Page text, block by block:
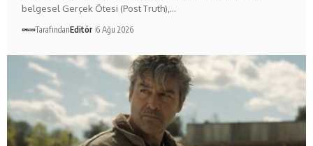
belgesel Gerçek Ötesi (Post Truth),…
TarafındanEditör 6 Ağu 2026